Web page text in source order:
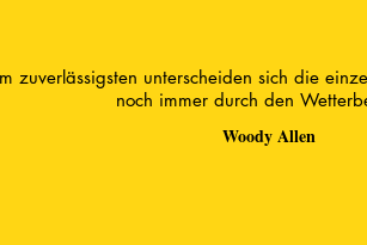
zuverlässigsten unterscheiden sich die
noch immer durch den
Woody Allen